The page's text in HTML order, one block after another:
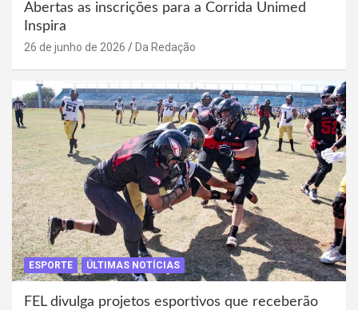
Abertas as inscrições para a Corrida Unimed
Inspira
26 de junho de 2026 Da Redação
ESPORTE ÚLTIMAS NOTÍCIAS
FEL divulga projetos esportivos que receberão